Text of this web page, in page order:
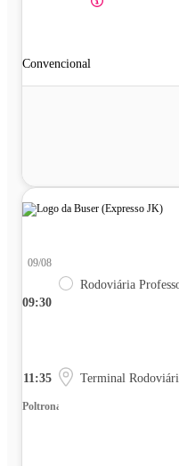
Convencional
09:30
09/08
Rodoviária
11:35 Terminal
Poltrona